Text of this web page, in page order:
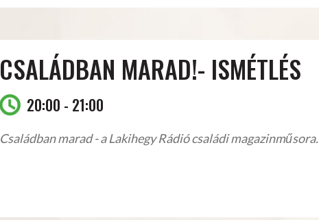
CSALÁDBAN MARAD!- ISMÉTLÉS
20:00 - 21:00
Családban marad - a Lakihegy Rádió családi magazinműsora.